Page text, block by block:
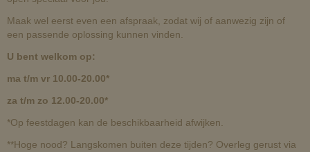
Maak wel eerst even een afspraak, zodat wij of aanwezig zijn of
een passende oplossing kunnen vinden.
U bent welkom op:
ma t/m vr 10.00-20.00*
za t/m zo 12.00-20.00*
*Op feestdagen kan de beschikbaarheid afwijken.
**Hoge nood? Langskomen buiten deze tijden? Overleg gerust via